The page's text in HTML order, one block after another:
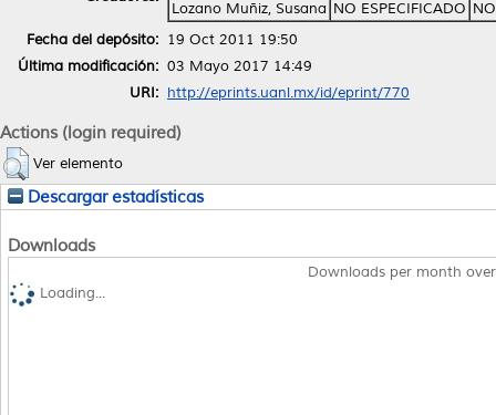
Lozano Muñiz, Susana NO ESPECIFICADO
Fecha del depósito: 19 Oct 2011 19:50
Última modificación: 03 Mayo 2017 14:49
URI: http://eprints.uanl.mx/id/eprint/770
Actions (login required)
Ver elemento
Descargar estadísticas
Downloads
Downloads per month
Loading...